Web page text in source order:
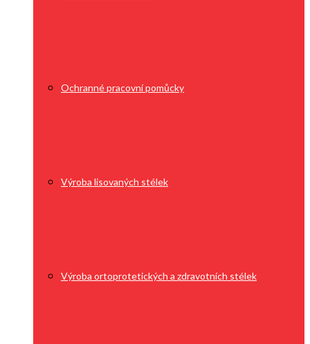
Ochranné pracovní pomůcky
Výroba lisovaných stélek
Výroba ortoprotetických a zdravotních stélek